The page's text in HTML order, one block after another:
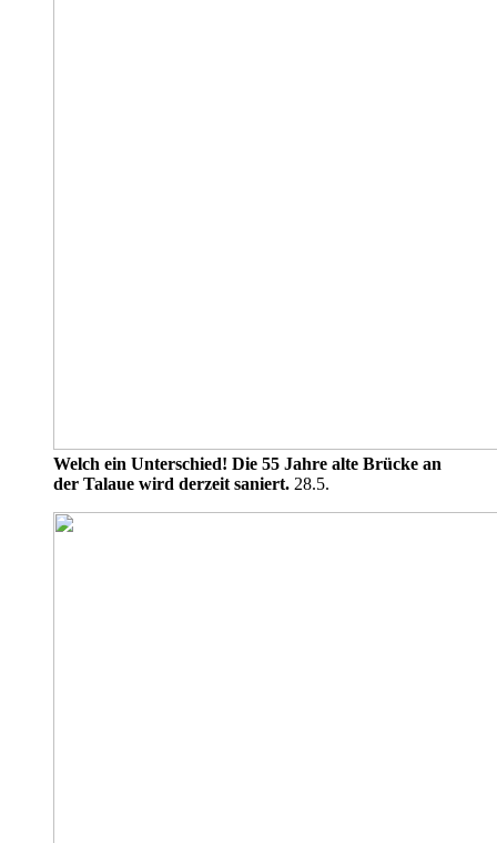
Welch ein Unterschied! Die 55 Jahre alte Brücke an
der Talaue wird derzeit saniert. 28.5.